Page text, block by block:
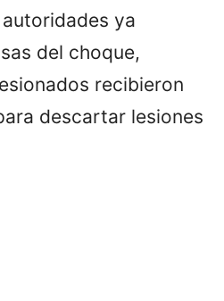
ya
del choque,
recibieron
descartar lesiones